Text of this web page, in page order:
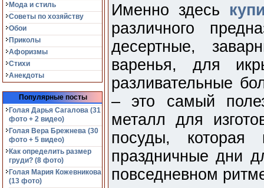
Мода и стиль
Советы по хозяйству
Обои
Приколы
Афоризмы
Стихи
Анекдоты
Популярные посты
Голая Дарья Сагалова (31
фото + 2 видео)
Голая Вера Брежнева (30
фото + 5 видео)
Как определить размер
груди? (8 фото)
Голая Мария Кожевникова
(13 фото)
Именно здесь
различного
десертные,
варенья, для
разливательные
– это самый
металл для
посуды, которая
праздничные дни
повседневном